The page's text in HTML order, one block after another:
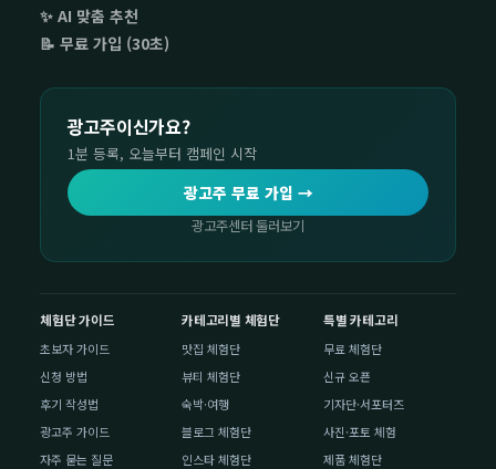
✨ AI 맞춤 추천
📝 무료 가입 (30초)
광고주이신가요?
1분 등록, 오늘부터 캠페인 시작
광고주 무료 가입 →
광고주센터 둘러보기
체험단 가이드
초보자 가이드
신청 방법
후기 작성법
광고주 가이드
자주 묻는 질문
카테고리별 체험단
맛집 체험단
뷰티 체험단
숙박·여행
블로그 체험단
인스타 체험단
특별 카테고리
무료 체험단
신규 오픈
기자단·서포터즈
사진·포토 체험
제품 체험단